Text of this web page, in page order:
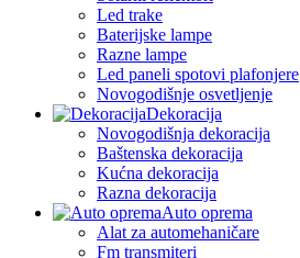
Led trake
Baterijske lampe
Razne lampe
Led paneli spotovi plafonjere
Novogodišnje osvetljenje
Dekoracija
Novogodišnja dekoracija
Baštenska dekoracija
Kućna dekoracija
Razna dekoracija
Auto oprema
Alat za automehaničare
Fm transmiteri